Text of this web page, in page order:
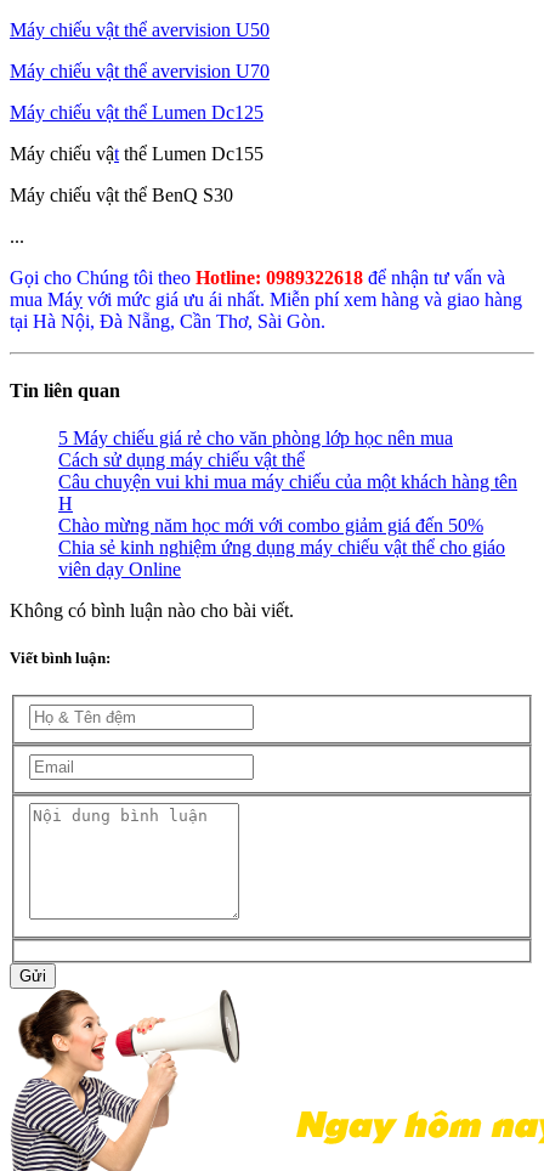
Máy chiếu vật thể avervision U50
Máy chiếu vật thể avervision U70
Máy chiếu vật thể Lumen Dc125
Máy chiếu vật thể Lumen Dc155
Máy chiếu vật thể BenQ S30
...
Gọi cho Chúng tôi theo Hotline: 0989322618 để nhận tư vấn và
mua Máy với mức giá ưu ái nhất. Miễn phí xem hàng và giao hàng
tại Hà Nội, Đà Nẵng, Cần Thơ, Sài Gòn.
Tin liên quan
5 Máy chiếu giá rẻ cho văn phòng lớp học nên mua
Cách sử dụng máy chiếu vật thể
Câu chuyện vui khi mua máy chiếu của một khách hàng tên
H
Chào mừng năm học mới với combo giảm giá đến 50%
Chia sẻ kinh nghiệm ứng dụng máy chiếu vật thể cho giáo
viên dạy Online
Không có bình luận nào cho bài viết.
Viết bình luận:
Gửi